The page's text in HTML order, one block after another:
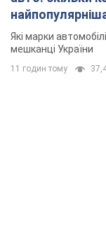
TOP NEWS